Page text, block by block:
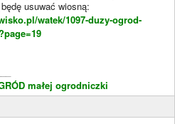
usuwać wiosną:
watek/1097-duzy-ogrod-
małej ogrodniczki